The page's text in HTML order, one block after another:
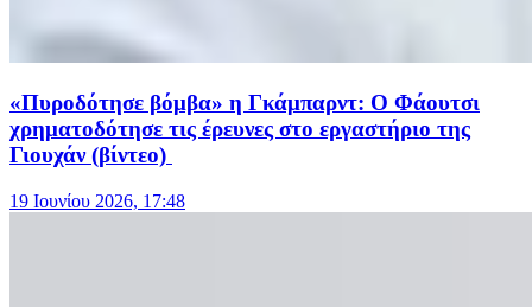
«Πυροδότησε βόμβα» η Γκάμπαρντ: Ο Φάουτσι
χρηματοδότησε τις έρευνες στο εργαστήριο της
Γιουχάν (βίντεο)
19 Ιουνίου 2026, 17:48